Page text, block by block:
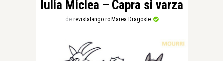
Iulia Miclea – Capra si varza
de revistatango.ro Marea Dragoste